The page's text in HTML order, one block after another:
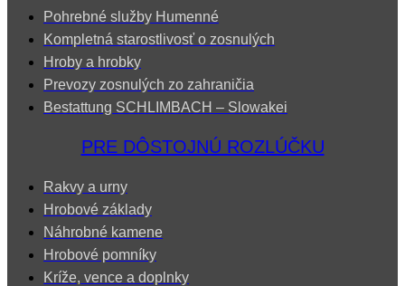
Pohrebné služby Humenné
Kompletná starostlivosť o zosnulých
Hroby a hrobky
Prevozy zosnulých zo zahraničia
Bestattung SCHLIMBACH – Slowakei
PRE DÔSTOJNÚ ROZLÚČKU
Rakvy a urny
Hrobové základy
Náhrobné kamene
Hrobové pomníky
Kríže, vence a doplnky